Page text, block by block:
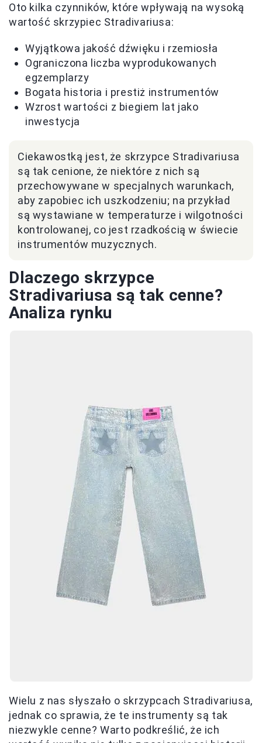
Oto kilka czynników, które wpływają na wysoką
wartość skrzypiec Stradivariusa:
Wyjątkowa jakość dźwięku i rzemiosła
Ograniczona liczba wyprodukowanych
egzemplarzy
Bogata historia i prestiż instrumentów
Wzrost wartości z biegiem lat jako
inwestycja
Ciekawostką jest, że skrzypce Stradivariusa
są tak cenione, że niektóre z nich są
przechowywane w specjalnych warunkach,
aby zapobiec ich uszkodzeniu; na przykład
są wystawiane w temperaturze i wilgotności
kontrolowanej, co jest rzadkością w świecie
instrumentów muzycznych.
Dlaczego skrzypce
Stradivariusa są tak cenne?
Analiza rynku
Wielu z nas słyszało o skrzypcach Stradivariusa,
jednak co sprawia, że te instrumenty są tak
niezwykle cenne? Warto podkreślić, że ich